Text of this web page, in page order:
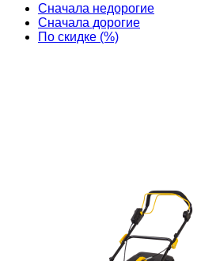
Cначала недорогие
Cначала дорогие
По скидке (%)